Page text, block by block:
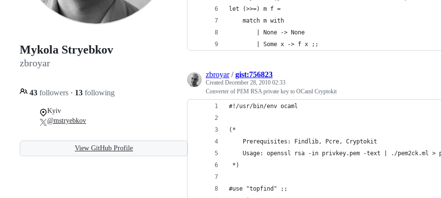
Mykola Stryebkov
zbroyar
43 followers · 13 following
Kyiv
@mstryebkov
View GitHub Profile
let (>>=) m f =
	match m with
		| None -> None
		| Some x -> f x ;;
zbroyar/gist:756823
Created December 28, 2010 02:33
Converter of PEM RSA private key to OCaml Cryptokit
#!/usr/bin/env ocaml
(*
	Prerequisites: Findlib, Pcre, Cryptokit
Usage: openssl rsa -in privkey.pem -text | ./pem2ck.ml >
*)
#use "topfind" ;;